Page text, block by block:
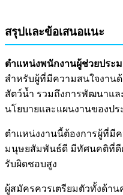
สรุปและข้อเสนอแนะ
ตำแหน่งพนักงานผู้ช่วยประ
สำหรับผู้ที่มีความสนใจงาน
สัตว์น้ำ รวมถึงการพัฒนาแล
นโยบายและแผนงานของปร
ตำแหน่งงานนี้ต้องการผู้ที่มี
มนุษยสัมพันธ์ดี มีทัศนคติที่ดี
รับผิดชอบสูง
ผู้สมัครควรเตรียมตัวทั้งด้า